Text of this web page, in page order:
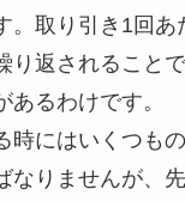
。取り引き1回あ
り返されること
あるわけです。
時にはいくつも
なりませんが、